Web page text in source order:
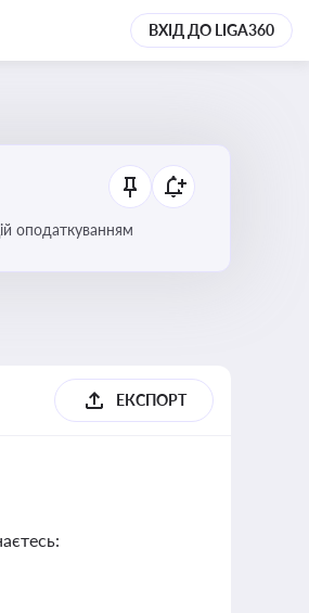
ВХІД ДО LIGA360
оподаткуванням
ЕКСПОРТ